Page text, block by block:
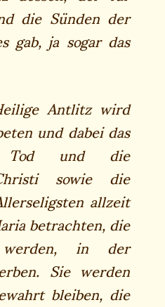
die Sünden der
gab, ja sogar das
Antlitz wird
und dabei das
und die
sowie die
allzeit
betrachten, die
in der
Sie werden
bleiben, die